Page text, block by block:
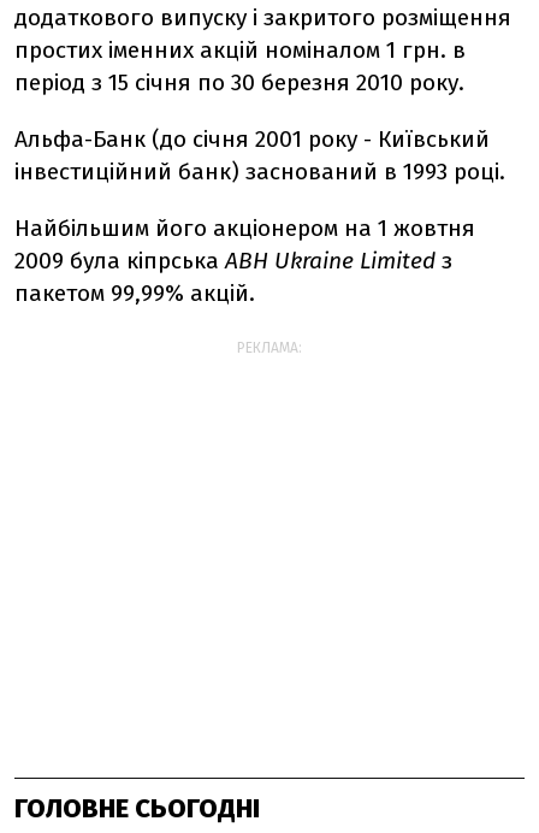
додаткового випуску і закритого розміщення
простих іменних акцій номіналом 1 грн. в
період з 15 січня по 30 березня 2010 року.
Альфа-Банк (до січня 2001 року - Київський
інвестиційний банк) заснований в 1993 році.
Найбільшим його акціонером на 1 жовтня
2009 була кіпрськаАВН Ukraine Limited з
пакетом 99,99% акцій.
РЕКЛАМА:
ГОЛОВНЕ СЬОГОДНІ